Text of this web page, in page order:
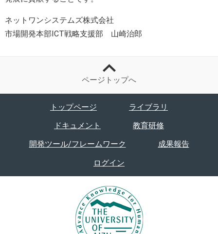
ネットワンシステムズ株式会社
市場開発本部ICT戦略支援部 山崎治郎
ページトップへ
トップページ ライブラリ
ドキュメント 教育研修
開発ツール/フレームワーク 成果報告
ログイン